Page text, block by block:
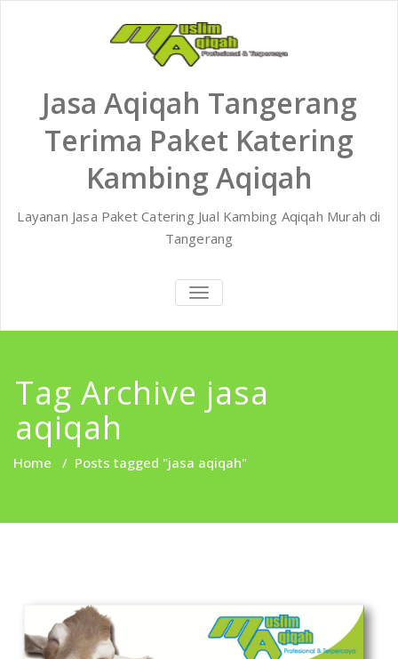
Jasa Aqiqah Tangerang
Terima Paket Katering
Kambing Aqiqah
Layanan Jasa Paket Catering Jual Kambing Aqiqah Murah di
Tangerang
TOGGLE
NAVIGATION
Tag Archive jasa
aqiqah
Home / Posts tagged "jasa aqiqah"